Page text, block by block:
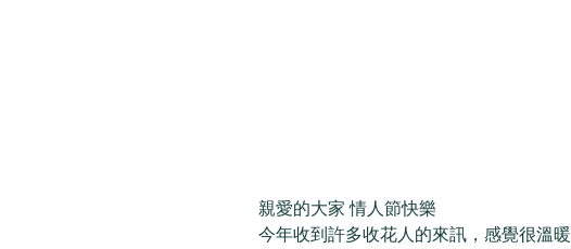
親愛的大家 情人節快樂
今年收到許多收花人的來訊，感覺很溫暖